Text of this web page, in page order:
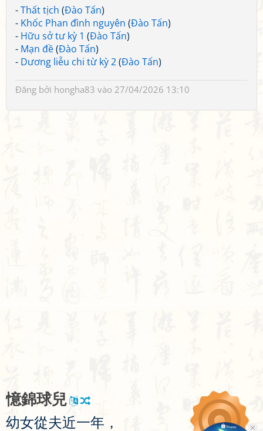
-Thất tịch (Đào Tấn)
- Khốc Phan đình nguyên (Đào Tấn)
- Hữu sở tư kỳ 1 (Đào Tấn)
- Mạn đề(Đào Tấn)
- Dương liễu chi từ kỳ 2(Đào Tấn)
Đăng bởi hongha83 vào 27/04/2026 13:10
憶錦球兒
幼女從夫近一年 ，